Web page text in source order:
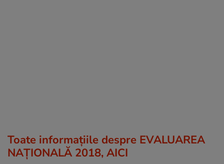
Toate informaţiile despre EVALUAREA
NAŢIONALĂ 2018, AICI